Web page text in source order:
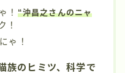
！ “沖昌之さんのニャ
！
ゃ！
族のヒミツ、科学で